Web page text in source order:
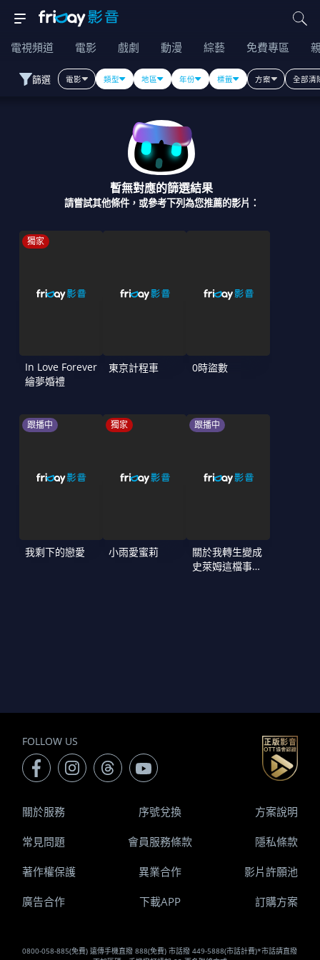
電視頻道 電影 戲劇 動漫 綜藝 免費專區
篩選 電影 類型 地區 年份 標籤 方案 全部清
暫無對應的篩選結果
請嘗試其他條件，或參考下列為您推薦的影片：
獨家
In Love Forever
繪夢婚禮
東京計程車 0時盜數
跟播中
我剩下的戀愛
獨家
小雨愛蜜莉
跟播中
關於我轉生變成
史萊姆這檔事
FOLLOW US
0800-058-885(免費) 遠傳手機直撥 888(免費) 市話撥 449-5888(市話計費)*市話請直撥
關於服務 序號兌換 方案說明
常見問題 會員服務條款 隱私條款
著作權保護 異業合作 影片許願池
廣告合作 下載APP 訂購方案